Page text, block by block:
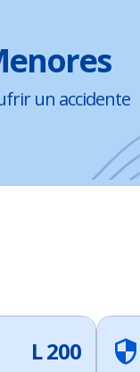
un accidente
L 200